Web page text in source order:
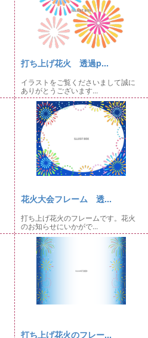
打ち上げ花火 透過p...
イラストをご覧くださいまして誠に
ありがとうございます...
花火大会フレーム 透...
打ち上げ花火のフレームです。花火
のお知らせにいかがで...
打ち上げ花火のフレー...